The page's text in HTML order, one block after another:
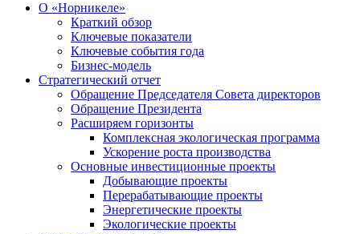
О «Норникеле»
Краткий обзор
Ключевые показатели
Ключевые события года
Бизнес-модель
Стратегический отчет
Обращение Председателя Совета директоров
Обращение Президента
Расширяем горизонты
Комплексная экологическая программа
Ускорение роста производства
Основные инвестиционные проекты
Добывающие проекты
Перерабатывающие проекты
Энергетические проекты
Экологические проекты